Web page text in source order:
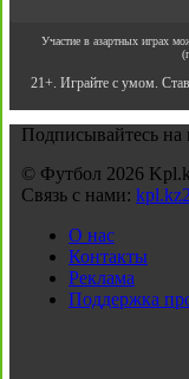
Участие в азартных играх
21+. Играйте с умом.
Подписывайтесь на
© Футбол 2026
Связь с нами:
О нас
Контакты
Реклама
Поддержка